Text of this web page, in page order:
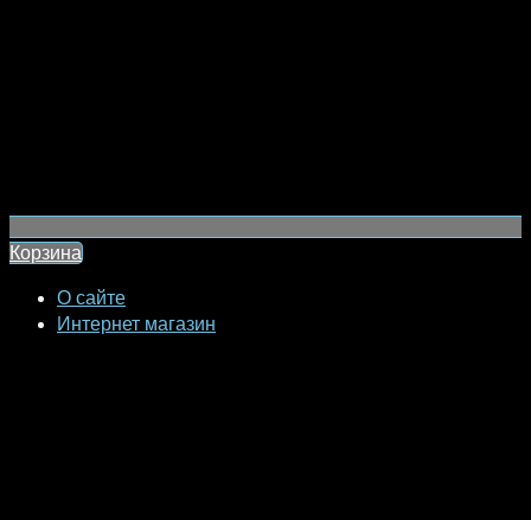
Корзина
О сайте
Интернет магазин